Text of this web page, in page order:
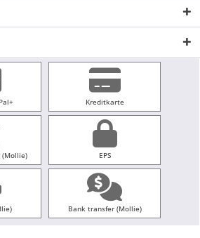
Kreditkarte
(Mollie) EPS
Bank transfer (Mollie)